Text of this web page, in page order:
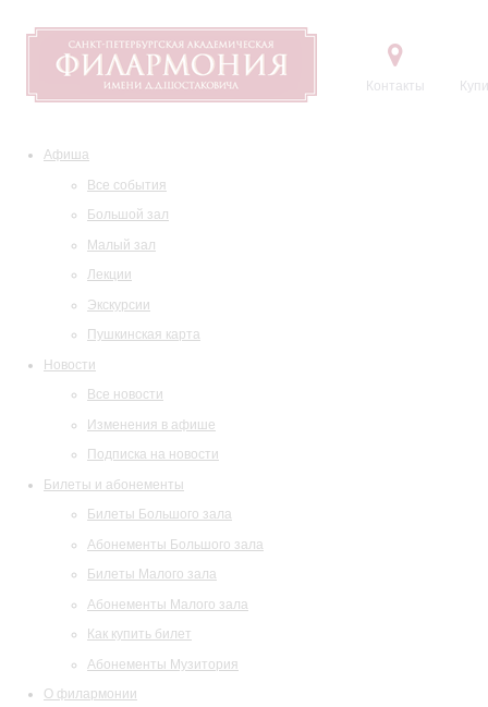
Контакты
Афиша
Все события
Большой зал
Малый зал
Лекции
Экскурсии
Пушкинская карта
Новости
Все новости
Изменения в афише
Подписка на новости
Билеты и абонементы
Билеты Большого зала
Абонементы Большого зала
Билеты Малого зала
Абонементы Малого зала
Как купить билет
Абонементы Музитория
О филармонии